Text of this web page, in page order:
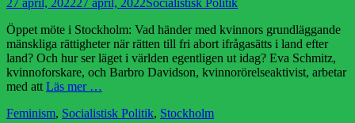
27 april, 202227 april, 2022Socialistisk Politik
Öppet möte i Stockholm: Vad händer med kvinnors grundläggande
mänskliga rättigheter när rätten till fri abort ifrågasätts i land efter
land? Och hur ser läget i världen egentligen ut idag? Eva Schmitz,
kvinnoforskare, och Barbro Davidson, kvinnorörelseaktivist, arbetar
med att Läs mer …
Kategorier
Feminism, Socialistisk Politik, Stockholm